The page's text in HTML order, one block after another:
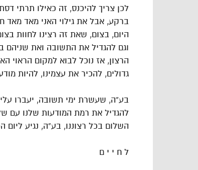
לכן צריך להיכנס, זה כאילו תרתי
ברקע, אבל את גילוי האני מאד מאד
היום, בצום, שאת זה רצינו לחוות
וגם להגדיל את התשובה ואת שניהם
הרצון, אז נוכל לבוא למקום הראוי
גדולים, להכיר את עצמינו, להיות
בע”ה, שעשרת ימי תשובה, יעברו
להגדיל את רמת המודעות שלנו עם
השלום בכל רצוננו, בע”ה, נגיע ליום
ל ח י י ם